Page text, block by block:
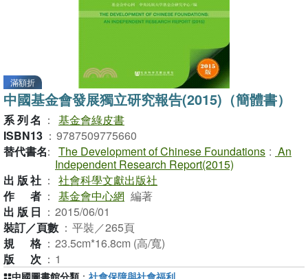
滿額折
中國基金會發展獨立研究報告(2015)（簡體書）
系列名 ： 基金會綠皮書
ISBN13 ： 9787509775660
替代書名： The Development of Chinese Foundations : An
Independent Research Report(2015)
出版社 ： 社會科學文獻出版社
作者 ： 基金會中心網 編著
出版日 ： 2015/06/01
裝訂／頁數 ： 平裝／265頁
規格 ： 23.5cm*16.8cm (高/寬)
版次 ： 1
中國圖書館分類 ： 社會保障與社會福利